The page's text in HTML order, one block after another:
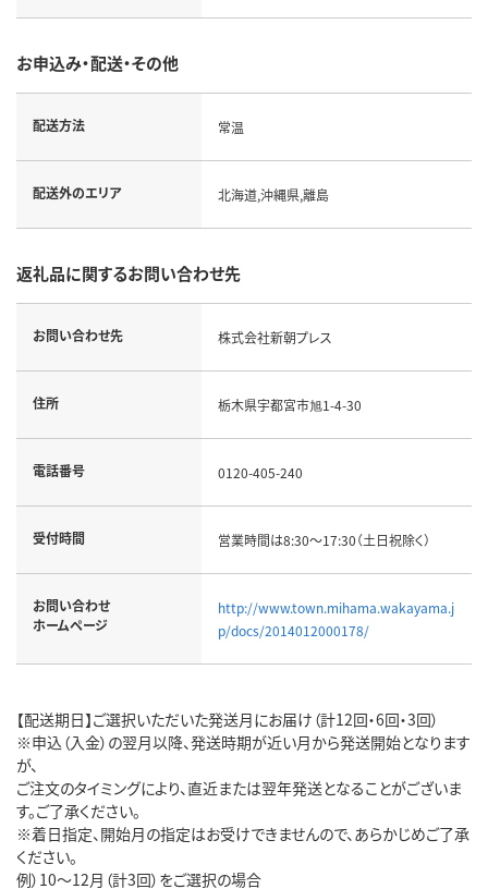
お申込み・配送・その他
配送方法 常温
配送外のエリア 北海道,沖縄県,離島
返礼品に関するお問い合わせ先
お問い合わせ先 株式会社新朝プレス
住所 栃木県宇都宮市旭1-4-30
電話番号 0120-405-240
受付時間 営業時間は8:30～17:30（土日祝除く）
お問い合わせ
ホームページ
http://www.town.mihama.wakayama.j
p/docs/2014012000178/
【配送期日】ご選択いただいた発送月にお届け（計12回・6回・3回）
※申込（入金）の翌月以降、発送時期が近い月から発送開始となります
が、
ご注文のタイミングにより、直近または翌年発送となることがございま
す。ご了承ください。
※着日指定、開始月の指定はお受けできませんので、あらかじめご了承
ください。
例）10～12月（計3回）をご選択の場合